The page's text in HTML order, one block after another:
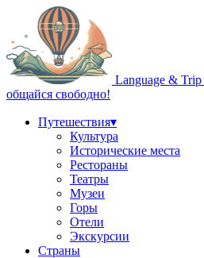
Language & Trip
общайся свободно!
Путешествия▾
Культура
Исторические места
Рестораны
Театры
Музеи
Горы
Отели
Экскурсии
Страны